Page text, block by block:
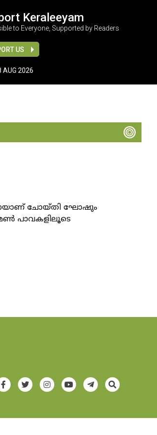
Keraleeyam
to Everyone, Supported by Readers
US
AUG 2026
ചോയ്തി ഘോഷും
പാവകളിലൂടെ